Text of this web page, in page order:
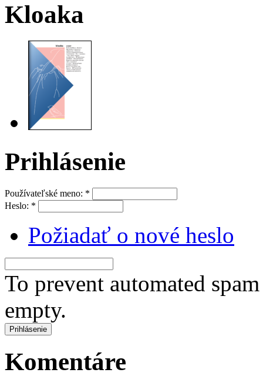
Kloaka
Prihlásenie
Používateľské meno: *
Heslo: *
Požiadať o nové heslo
To prevent automated
empty.
Komentáre